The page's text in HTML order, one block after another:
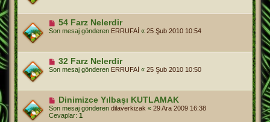
54 Farz Nelerdir
Son mesaj gönderen ERRUFAİ « 25 Şub 2010 10:54
32 Farz Nelerdir
Son mesaj gönderen ERRUFAİ « 25 Şub 2010 10:50
Dinimizce Yılbaşı KUTLAMAK
Son mesaj gönderen dilaverkizak « 29 Ara 2009 16:38
Cevaplar: 1